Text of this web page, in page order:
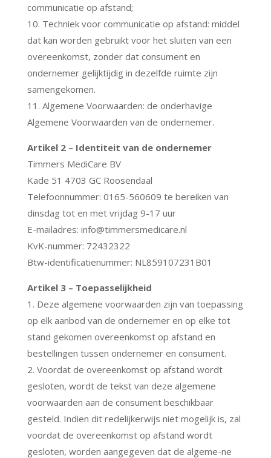
communicatie op afstand;
10. Techniek voor communicatie op afstand: middel
dat kan worden gebruikt voor het sluiten van een
overeenkomst, zonder dat consument en
ondernemer gelijktijdig in dezelfde ruimte zijn
samengekomen.
11. Algemene Voorwaarden: de onderhavige
Algemene Voorwaarden van de ondernemer.
Artikel 2 – Identiteit van de ondernemer
Timmers MediCare BV
Kade 51 4703 GC Roosendaal
Telefoonnummer: 0165-560609 te bereiken van
dinsdag tot en met vrijdag 9-17 uur
E-mailadres: info@timmersmedicare.nl
KvK-nummer: 72432322
Btw-identificatienummer: NL859107231B01
Artikel 3 – Toepasselijkheid
1. Deze algemene voorwaarden zijn van toepassing
op elk aanbod van de ondernemer en op elke tot
stand gekomen overeenkomst op afstand en
bestellingen tussen ondernemer en consument.
2. Voordat de overeenkomst op afstand wordt
gesloten, wordt de tekst van deze algemene
voorwaarden aan de consument beschikbaar
gesteld. Indien dit redelijkerwijs niet mogelijk is, zal
voordat de overeenkomst op afstand wordt
gesloten, worden aangegeven dat de algeme-ne